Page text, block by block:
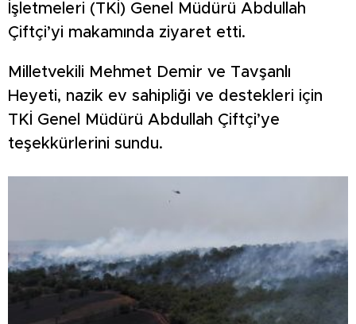
İşletmeleri (TKİ) Genel Müdürü Abdullah
Çiftçi’yi makamında ziyaret etti.
Milletvekili Mehmet Demir ve Tavşanlı
Heyeti, nazik ev sahipliği ve destekleri için
TKİ Genel Müdürü Abdullah Çiftçi’ye
teşekkürlerini sundu.